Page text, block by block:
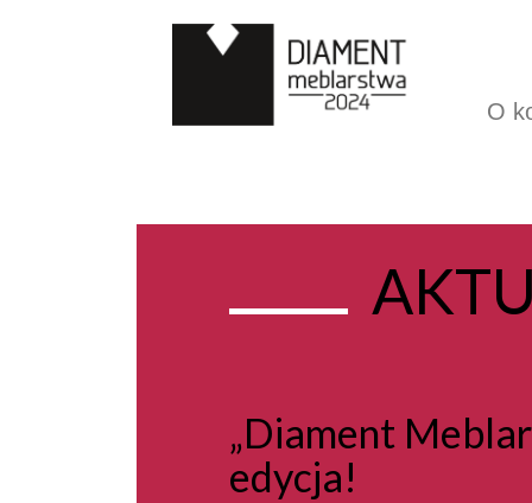
O
„Diament
edycja!